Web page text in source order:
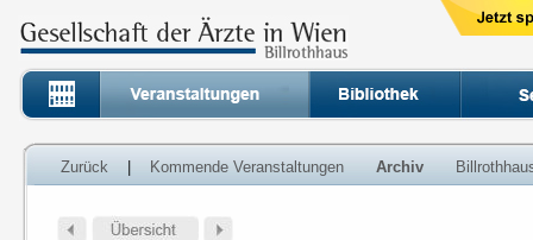
Zurück Kommende Veranstaltungen Archiv